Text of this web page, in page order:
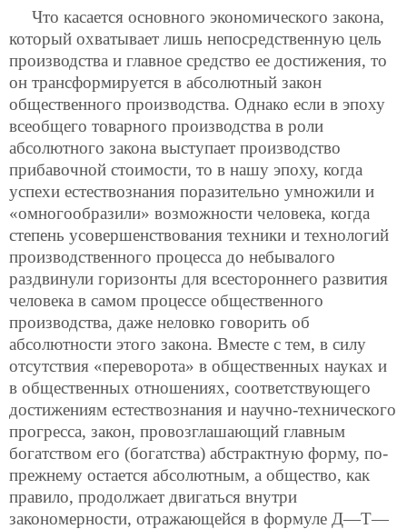
Что касается основного экономического закона,
который охватывает лишь непосредственную цель
производства и главное средство ее достижения, то
он трансформируется в абсолютный закон
общественного производства. Однако если в эпоху
всеобщего товарного производства в роли
абсолютного закона выступает производство
прибавочной стоимости, то в нашу эпоху, когда
успехи естествознания поразительно умножили и
«омногообразили» возможности человека, когда
степень усовершенствования техники и технологий
производственного процесса до небывалого
раздвинули горизонты для всестороннего развития
человека в самом процессе общественного
производства, даже неловко говорить об
абсолютности этого закона. Вместе с тем, в силу
отсутствия «переворота» в общественных науках и
в общественных отношениях, соответствующего
достижениям естествознания и научно-технического
прогресса, закон, провозглашающий главным
богатством его (богатства) абстрактную форму, по-
прежнему остается абсолютным, а общество, как
правило, продолжает двигаться внутри
закономерности, отражающейся в формуле Д—Т—